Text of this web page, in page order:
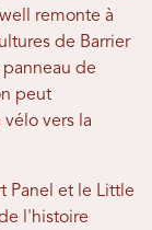
remonte à
de Barrier
de
peut
vers la
Panel et le Little
l'histoire